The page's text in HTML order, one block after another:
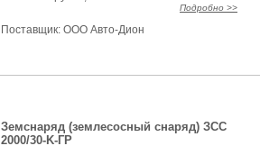
Подробно >>
Поставщик:ООО Авто-Дион
Земснаряд (землесосный снаряд) ЗСС
2000/30-K-ГР